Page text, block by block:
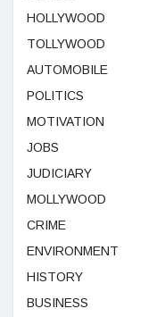
HOLLYWOOD
TOLLYWOOD
AUTOMOBILE
POLITICS
MOTIVATION
JOBS
JUDICIARY
MOLLYWOOD
CRIME
ENVIRONMENT
HISTORY
BUSINESS